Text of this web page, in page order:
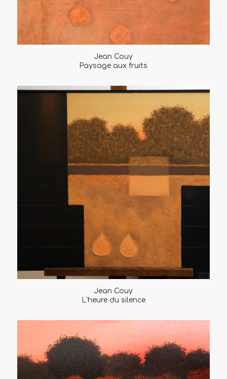
Jean Couy
Paysage aux fruits
Jean Couy
L’heure du silence